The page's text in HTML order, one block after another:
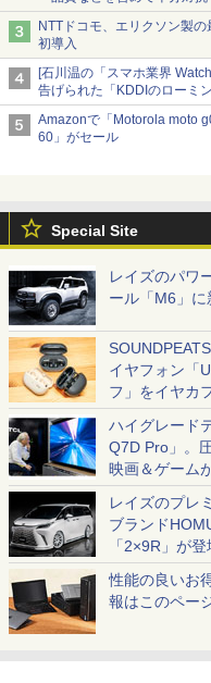
NTTドコモ、エリクソン製
初導入
[石川温の「スマホ業界
告げられた「KDDIのローミ
マップの落とし穴と楽天モ
Amazonで「Motorola moto
60」がセール
Special Site
レイズのパワ
ール「M6」に
イヤフォン「
フ」をイヤカ
ハイグレード
Q7D Pro」。
映画＆ゲーム
レイズのプレ
ブランド
「2×9R」が登
性能の良いお
報はこのペー